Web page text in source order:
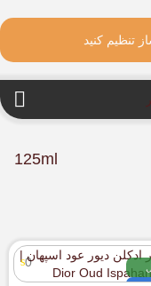
تنظیم کنید
125ml
0